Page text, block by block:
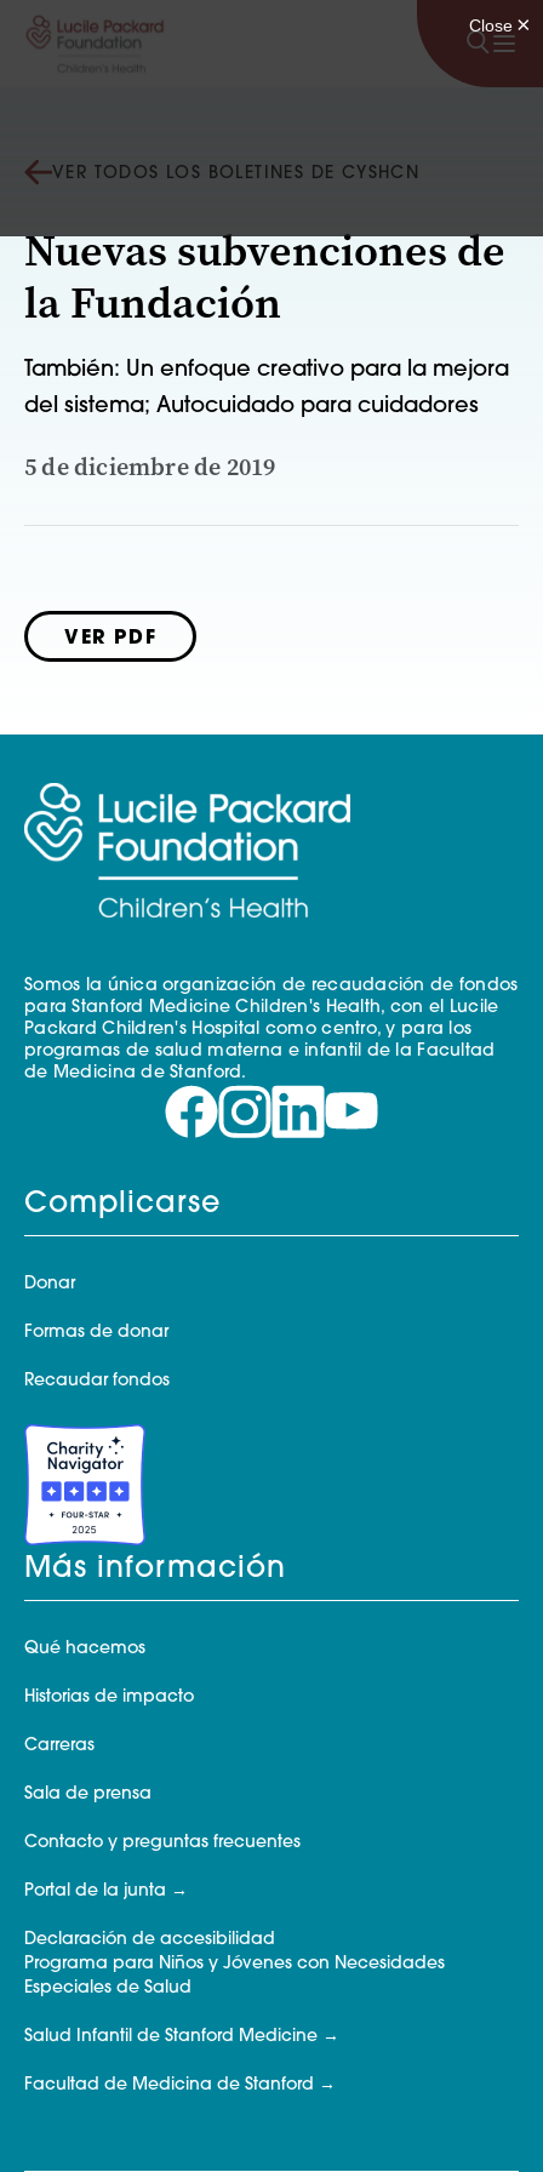
Saltar al contenido
VER TODOS LOS BOLETINES DE CYSHCN
Nuevas subvenciones de
la Fundación
También: Un enfoque creativo para la mejora
del sistema; Autocuidado para cuidadores
5 de diciembre de 2019
VER PDF
Somos la única organización de recaudación de fondos
para Stanford Medicine Children's Health, con el Lucile
Packard Children's Hospital como centro, y para los
programas de salud materna e infantil de la Facultad
de Medicina de Stanford.
Complicarse
Donar
Formas de donar
Recaudar fondos
Más información
Qué hacemos
Historias de impacto
Carreras
Sala de prensa
Contacto y preguntas frecuentes
Portal de la junta
Declaración de accesibilidad
Programa para Niños y Jóvenes con Necesidades
Especiales de Salud
Salud Infantil de Stanford Medicine
Facultad de Medicina de Stanford